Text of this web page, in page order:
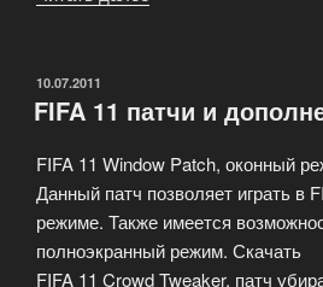
футболу»
ОПУБЛИКОВАНО
10.07.2011
FIFA 11 патчи и
FIFA 11 Window Patch, оконный
Данный патч позволяет играть в
режиме. Также имеется
полноэкранный режим. Скачать
FIFA 11 Crowd Tweaker, патч